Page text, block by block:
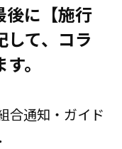
後に【施行
して、コラ
。
合通知・ガイド